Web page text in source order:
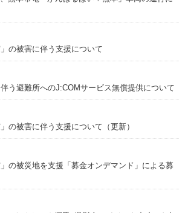
」の被害に伴う支援について
う避難所へのJ:COMサービス無償提供について
の被害に伴う支援について（更新）
」の被災地を支援「募金オンデマンド」による募